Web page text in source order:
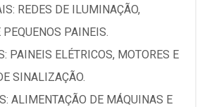
REDES DE ILUMINAÇÃO,
PAINEIS.
PAINEIS ELÉTRICOS, MOTORES E
SINALIZAÇÃO.
ALIMENTAÇÃO DE MÁQUINAS E